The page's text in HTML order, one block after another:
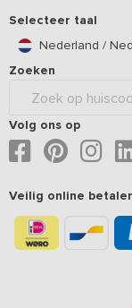
Selecteer taal
Nederland /
Zoeken
Volg ons op
Veilig online